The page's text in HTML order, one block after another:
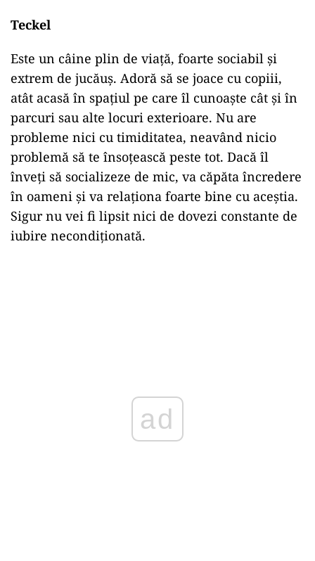
Teckel
Este un câine plin de viață, foarte sociabil și
extrem de jucăuș. Adoră să se joace cu copiii,
atât acasă în spațiul pe care îl cunoaște cât și în
parcuri sau alte locuri exterioare. Nu are
probleme nici cu timiditatea, neavând nicio
problemă să te însoțească peste tot. Dacă îl
înveți să socializeze de mic, va căpăta încredere
în oameni și va relaționa foarte bine cu aceștia.
Sigur nu vei fi lipsit nici de dovezi constante de
iubire necondiționată.
ad